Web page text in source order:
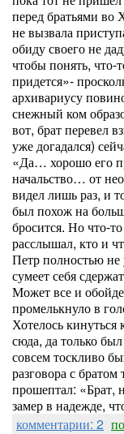
перед братьями во
не вызвала
обиду своего не
чтобы понять, что-
придется»-
архивариусу
снежный ком
вот, брат перевел
уже догадался)
«Да… хорошо его
начальство… от
видел лишь раз, и
был похож на
бросится. Но что-
расслышал, кто и
Петр полностью не
сумеет себя
Может все и
промелькнуло в
Хотелось
сюда, да только
совсем тоскливо
разговора с
прошептал:
замер в надежде,
комментарии: 2